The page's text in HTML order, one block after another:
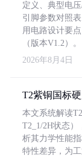
定义、典型电
引脚参数对照
用电路设计要
（版本V1.2）。
2026年8月4日
T2紫铜国标
本文系统解读
T2_1/2H状态）
析其力学性能
特性差异，为工